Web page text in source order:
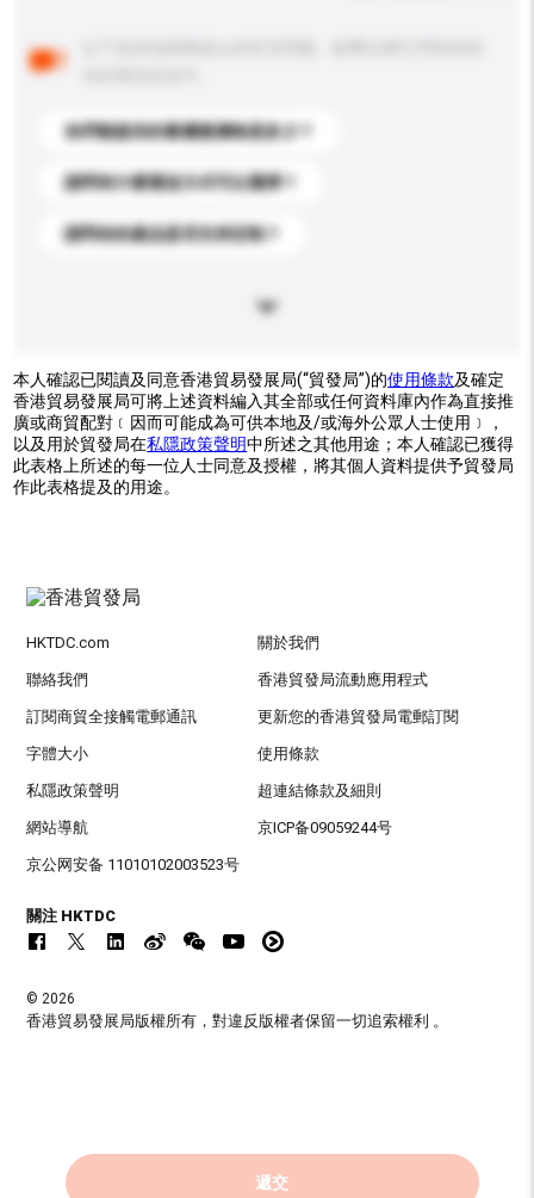
你們能提供的最優惠價格是多少？
請問有什麼運送方式可以選擇？
請問你的產品是否支持定制？
本人確認已閱讀及同意香港貿易發展局(“貿發局”)的使用條款及確定
香港貿易發展局可將上述資料編入其全部或任何資料庫內作為直接推
廣或商貿配對﹝因而可能成為可供本地及/或海外公眾人士使用﹞，
以及用於貿發局在私隱政策聲明中所述之其他用途；本人確認已獲得
此表格上所述的每一位人士同意及授權，將其個人資料提供予貿發局
作此表格提及的用途。
遞交
HKTDC.com 關於我們
聯絡我們 香港貿發局流動應用程式
訂閱商貿全接觸電郵通訊 更新您的香港貿發局電郵訂閱
字體大小 使用條款
私隱政策聲明 超連結條款及細則
網站導航 京ICP备09059244号
京公网安备 11010102003523号
關注 HKTDC
© 2026
香港貿易發展局版權所有，對違反版權者保留一切追索權利 。